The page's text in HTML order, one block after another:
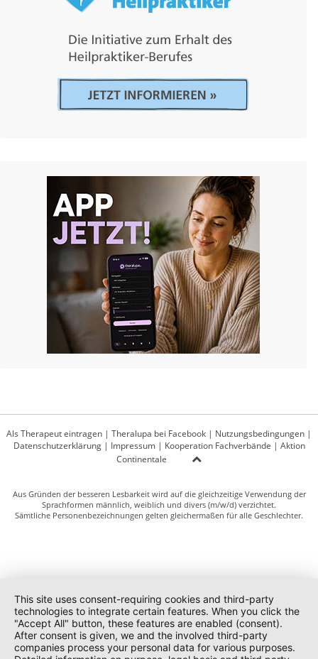
Als Therapeut eintragen | Theralupa bei Facebook | Nutzungsbedingungen |
Datenschutzerklärung| Impressum| Kooperation Fachverbände | Aktion
Continentale
Aus Gründen der besseren Lesbarkeit wird auf die gleichzeitige Verwendung der
Sprachformen männlich, weiblich und divers (m/w/d) verzichtet.
Sämtliche Personenbezeichnungen gelten gleichermaßen für alle Geschlechter.
This site uses consent-requiring cookies and third-party
technologies to integrate certain features. When you click the
"Accept All" button, these features are enabled (consent).
After consent is given, we and the involved third-party
companies process your personal data for various purposes.